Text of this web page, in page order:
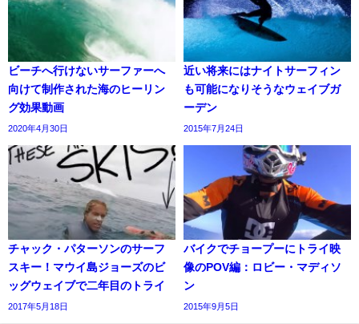
ビーチへ行けないサーファーへ
向けて制作された海のヒーリン
グ効果動画
2020年4月30日
近い将来にはナイトサーフィン
も可能になりそうなウェイブガ
ーデン
2015年7月24日
チャック・パターソンのサーフ
スキー！マウイ島ジョーズのビ
ッグウェイブで二年目のトライ
2017年5月18日
バイクでチョープーにトライ映
像のPOV編：ロビー・マディソ
ン
2015年9月5日